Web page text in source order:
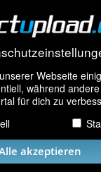
Webseite
während
für dich zu
akzeptieren